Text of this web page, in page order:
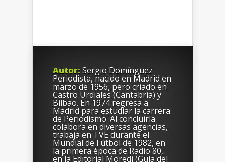
Autor: Sergio Domí­nguez
Periodista, nacido en Madrid en
marzo de 1956, pero criado en
Castro Urdiales (Cantabria) y
Bilbao. En 1974 regresa a
Madrid para estudiar la carrera
de Periodismo. Al concluirla
colabora en diversas agencias,
trabaja en TVE durante el
Mundial de Fútbol de 1982, en
la primera época de Radio 80,
en la Editorial Moredi (Guía del